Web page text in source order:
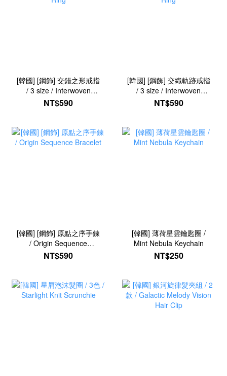
[韓國] [鋼飾] 交錯之形戒指
/ 3 size / Interwoven
Form Ring
NT$590
[韓國] [鋼飾] 交織軌跡戒指
/ 3 size / Interwoven
Track Ring
NT$590
[韓國] [鋼飾] 原點之序手鍊
/ Origin Sequence
Bracelet
NT$590
[韓國] 薄荷星雲鑰匙圈 /
Mint Nebula Keychain
NT$250